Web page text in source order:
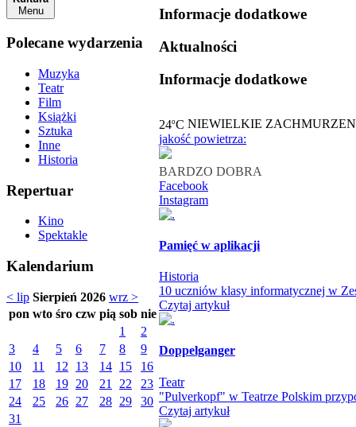
Menu
Polecane wydarzenia
Muzyka
Teatr
Film
Książki
Sztuka
Inne
Historia
Repertuar
Kino
Spektakle
Kalendarium
< lip Sierpień 2026 wrz >
pon wto śro czw pią sob nie
1
2
3
4 5 6 7 8
9
10
11 12 13 14 15
16
17
18 19 20 21 22
23
24
25 26 27 28 29
30
31
Informacje dodatkowe
Aktualności
Informacje dodatkowe
24oC NIEWIELKIE
jakość powietrza:
BARDZO DOBRA
Facebook
Instagram
Pamięć w aplikacji
Historia
10 uczniów klasy informatycznej w
Czytaj artykuł
Doppelganger
Teatr
"Pulverkopf" w Teatrze Polskim
Czytaj artykuł